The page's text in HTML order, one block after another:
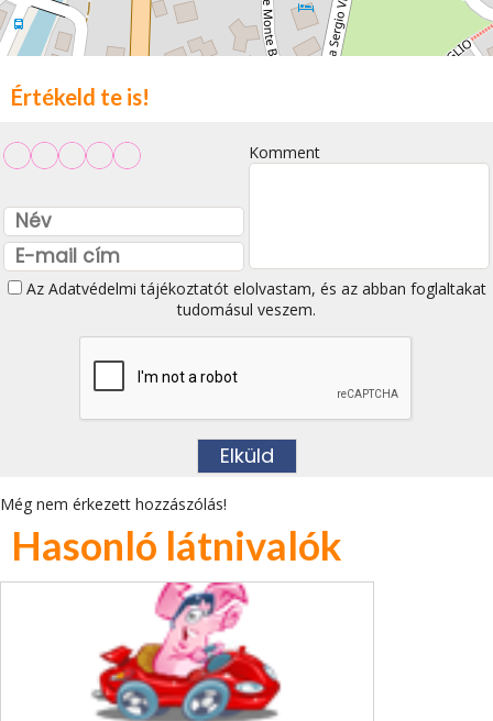
Értékeld te is!
Komment
Az Adatvédelmi tájékoztatótelolvastam, és az abban foglaltakat
tudomásul veszem.
Még nem érkezett hozzászólás!
Hasonló látnivalók